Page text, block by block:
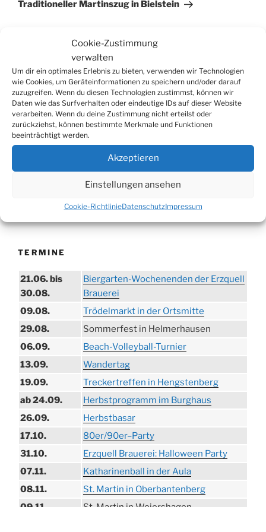
Cookie-Zustimmung
verwalten
Um dir ein optimales Erlebnis zu bieten, verwenden wir Technologien
wie Cookies, um Geräteinformationen zu speichern und/oder darauf
zuzugreifen. Wenn du diesen Technologien zustimmst, können wir
Daten wie das Surfverhalten oder eindeutige IDs auf dieser Website
verarbeiten. Wenn du deine Zustimmung nicht erteilst oder
zurückziehst, können bestimmte Merkmale und Funktionen
beeinträchtigt werden.
Akzeptieren
Einstellungen ansehen
Cookie-RichtlinieDatenschutzImpressum
Traditioneller Martinszug in Bielstein
Suchen
nach:
WERBUNG
TERMINE
21.06. bis
30.08.
Biergarten-Wochenenden der Erzquell
Brauerei
09.08.
Trödelmarkt in der Ortsmitte
29.08.
Sommerfest in Helmerhausen
06.09.
Beach-Volleyball-Turnier
13.09.
Wandertag
19.09.
Treckertreffen in Hengstenberg
ab 24.09.
Herbstprogramm im Burghaus
26.09.
Herbstbasar
17.10.
80er/90er–Party
31.10.
Erzquell Brauerei: Halloween Party
07.11.
Katharinenball in der Aula
08.11.
St. Martin in Oberbantenberg
09.11.
St. Martin in Weiershagen